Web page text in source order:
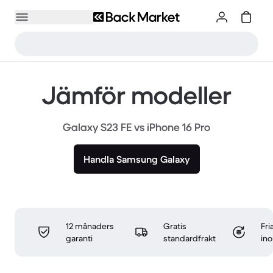
Jämför modeller
Galaxy S23 FE vs iPhone 16 Pro
Handla Samsung Galaxy
12 månaders
garanti
Gratis
standardfrakt